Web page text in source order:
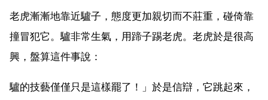
老虎漸漸地靠近驢子，態度更加親切而不莊重，碰倚靠
撞冒犯它。驢非常生氣，用蹄子踢老虎。老虎於是很高
興，盤算這件事說：
驢的技藝僅僅只是這樣罷了！」於是信辯，它跳起來，